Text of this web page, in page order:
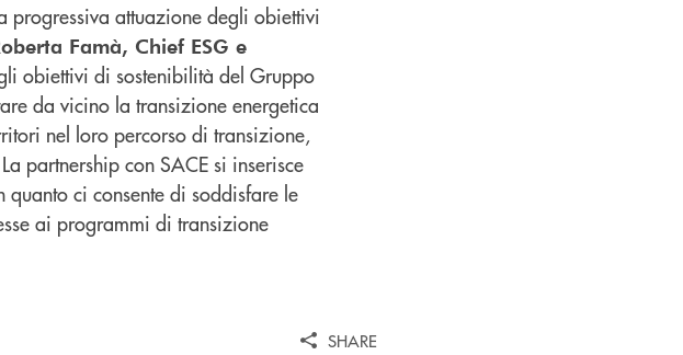
progressiva attuazione degli obiettivi
Famà, Chief ESG e
obiettivi di sostenibilità del Gruppo
da vicino la transizione energetica
nel loro percorso di transizione,
partnership con SACE si inserisce
ci consente di soddisfare le
ai programmi di transizione
SHARE